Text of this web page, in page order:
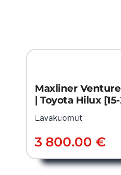
Maxliner
| Toyota Hilux
Lavakuomut
3 800.00€